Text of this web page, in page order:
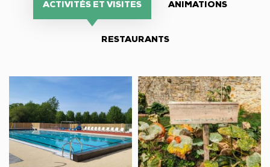
ACTIVITÉS ET VISITES ANIMATIONS
RESTAURANTS
Aquatique
Le
Comptoir
d’échange